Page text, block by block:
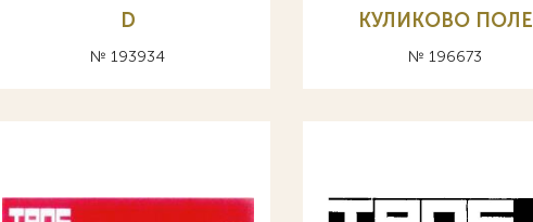
D
№ 193934
КУЛИКОВО ПОЛЕ
№ 196673